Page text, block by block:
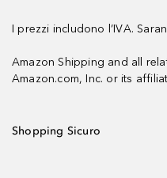
I prezzi includono l’IVA.
Amazon Shipping and all
Amazon.com, Inc. or its
Shopping Sicuro